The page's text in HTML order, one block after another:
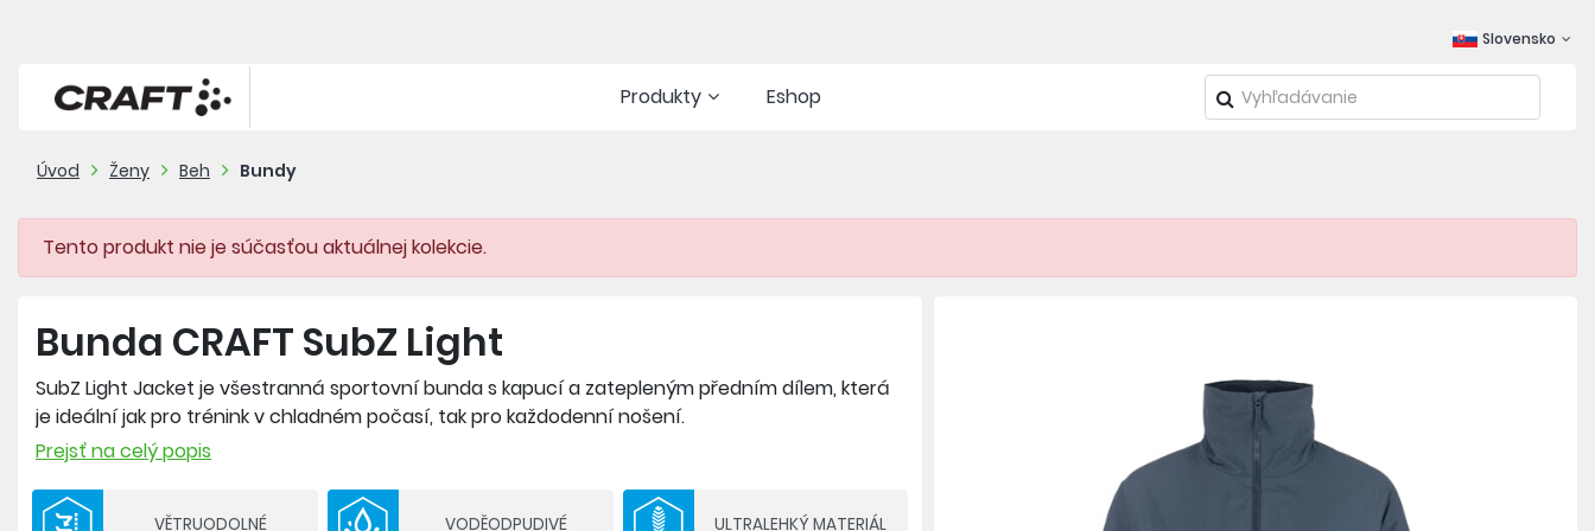
Slovensko
Produkty Eshop
Úvod Ženy Beh Bundy
Tento produkt nie je súčasťou aktuálnej kolekcie.
Bunda CRAFT SubZ Light
SubZ Light Jacket je všestranná sportovní bunda s kapucí a zatepleným předním dílem, která
je ideální jak pro trénink v chladném počasí, tak pro každodenní nošení.
polyester
Prejsť na celý popis
VĚTRUODOLNÉ VODĚODPUDIVÉ ULTRALEHKÝ MATERIÁL